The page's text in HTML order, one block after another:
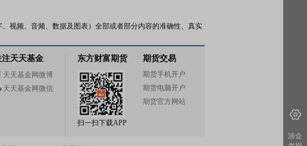
视频、音频、数据及图表）全部或者部分内容的准确性、真实
注天天基金
天天基金网微博
天天基金网微信
东方财富期货
扫一扫下载APP
期货交易
期货手机开户
期货电脑开户
期货官方网站
涉企